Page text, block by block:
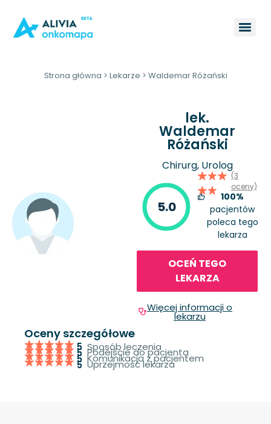
Strona główna > Lekarze > Waldemar Różański
lek.
Waldemar
Różański
Chirurg, Urolog
5.0
(3
oceny)
100%
pacjentów
poleca tego
lekarza
OCEŃ TEGO
LEKARZA
Więcej informacji o
lekarzu
Oceny szczegółowe
5 Sposób leczenia
5 Podejście do pacjenta
5 Komunikacja z pacjentem
5 Uprzejmość lekarza